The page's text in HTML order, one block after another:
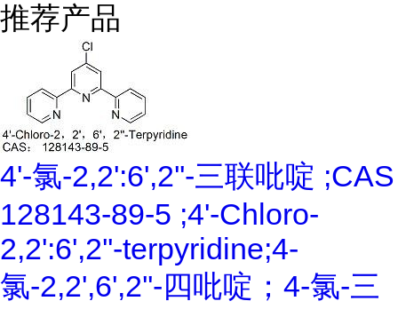
推荐产品
4'-氯-2,2':6',2''-三联吡啶 ;CAS
128143-89-5 ;4'-Chloro-
2,2':6',2''-terpyridine;4-
氯-2,2',6',2''-四吡啶；4-氯-三